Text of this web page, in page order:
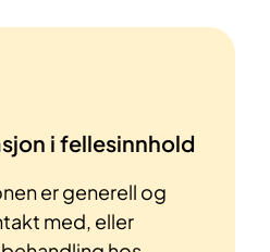
i fellesinnhold
er generell og
med, eller